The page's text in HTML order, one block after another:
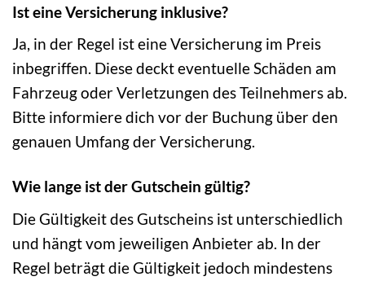
Ist eine Versicherung inklusive?
Ja, in der Regel ist eine Versicherung im Preis
inbegriffen. Diese deckt eventuelle Schäden am
Fahrzeug oder Verletzungen des Teilnehmers ab.
Bitte informiere dich vor der Buchung über den
genauen Umfang der Versicherung.
Wie lange ist der Gutschein gültig?
Die Gültigkeit des Gutscheins ist unterschiedlich
und hängt vom jeweiligen Anbieter ab. In der
Regel beträgt die Gültigkeit jedoch mindestens